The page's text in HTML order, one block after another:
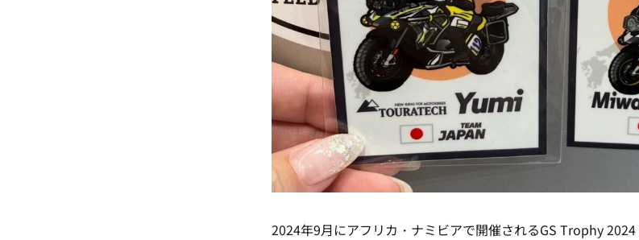
2024年9月にアフリカ・ナミビアで開催されるGS Trophy 2024